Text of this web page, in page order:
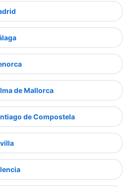
de Mallorca
de Compostela